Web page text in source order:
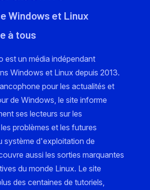
Windows et Linux
à tous
est un média indépendant
Windows et Linux depuis 2013.
pour les actualités et
de Windows, le site informe
ses lecteurs sur les
problèmes et les futures
système d'exploitation de
aussi les sorties marquantes
du monde Linux. Le site
des centaines de tutoriels,